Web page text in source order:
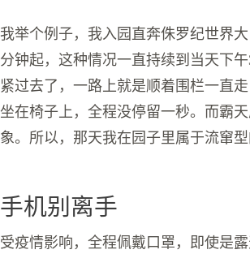
我举个例子，我入园直奔侏罗纪世界
分钟起，这种情况一直持续到当天下
紧过去了，一路上就是顺着围栏一直
坐在椅子上，全程没停留一秒。而霸
象。所以，那天我在园子里属于流窜
手机别离手
受疫情影响，全程佩戴口罩，即使是